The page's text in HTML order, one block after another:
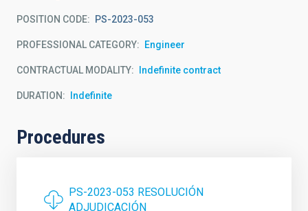
POSITION CODE PS-2023-053
PROFESSIONAL CATEGORY Engineer
CONTRACTUAL MODALITY Indefinite contract
DURATION Indefinite
Procedures
PS-2023-053 RESOLUCIÓN
ADJUDICACIÓN